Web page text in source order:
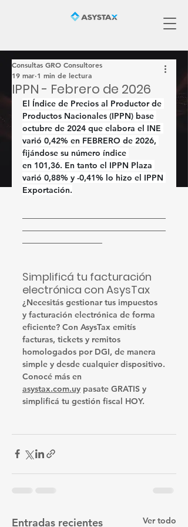
IPPN - Febrero de 2026
Consultas GRO Consultores
19 mar 1 min de lectura
El Índice de Precios al Productor de
Productos Nacionales (IPPN) base
octubre de 2024 que elabora el INE
varió 0,42% en FEBRERO de 2026,
fijándose su número índice
en 101,36. En tanto el IPPN Plaza
varió 0,88% y -0,41% lo hizo el IPPN
Exportación.
Simplificá tu facturación
electrónica con AsysTax
¿Necesitás gestionar tus impuestos
y facturación electrónica de forma
eficiente? Con AsysTax emitís
facturas, tickets y remitos
homologados por DGI, de manera
simple y desde cualquier dispositivo.
Conocé más en
asystax.com.uy pasate GRATIS y
simplificá tu gestión fiscal HOY.
Entradas recientes Ver todo